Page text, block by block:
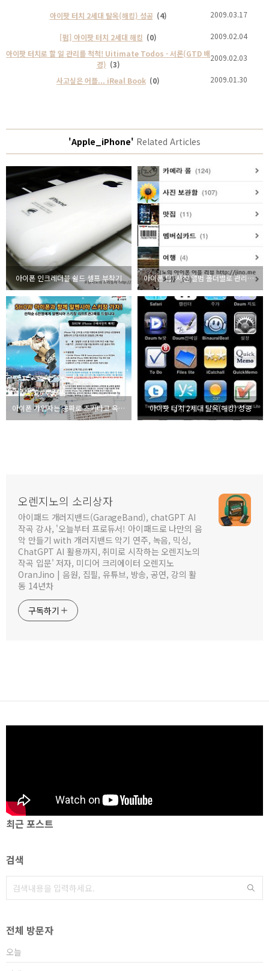
아이팟 터치 2세대 탈옥(해킹) 성공 (4) 2009.03.17
[펌] 아이팟 터치 2세대 해킹 (0)
2009.02.04
아이팟 터치로 할 일 관리를 척척! Uitimate Todos - 서론(GTD 배
경) (3)
2009.02.03
사고싶은 어플... iReal Book (0) 2009.01.30
'Apple_iPhone' Related Articles
아이폰 인크레더블 쉴드 셀프 부착기 아이폰 팁) 사진 앨범 폴더별로 관리하는 방법
아이폰 가입자는 공짜로 스키타고 옥션머니 준다고? 아이팟 터치 2세대 탈옥(해킹) 성공
오렌지노의 소리상자
아이패드 개러지밴드(GarageBand), chatGPT AI
작곡 강사, '오늘부터 프로듀서! 아이패드로 나만의 음
악 만들기 with 개러지밴드 악기 연주, 녹음, 믹싱,
ChatGPT AI 활용까지, 취미로 시작하는 오렌지노의
작곡 입문' 저자, 미디어 크리에이터 오렌지노
OranJino | 음원, 집필, 유튜브, 방송, 공연, 강의 활
동 14년차
구독하기
최근 포스트
검색
전체 방문자
오늘